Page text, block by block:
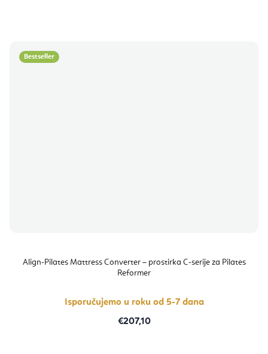
Bestseller
Align-Pilates Mattress Converter – prostirka C-serije za Pilates
Reformer
Isporučujemo u roku od 5-7 dana
€207,10